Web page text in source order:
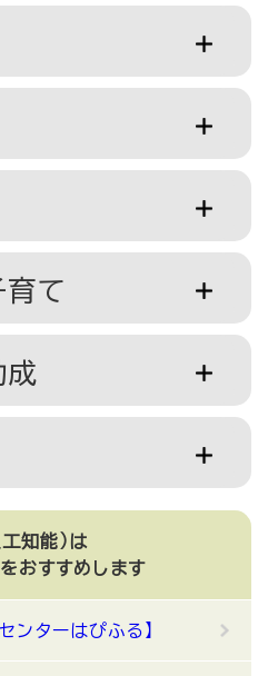
育て
成
知能）は
おすすめします
ンターはぴふる】